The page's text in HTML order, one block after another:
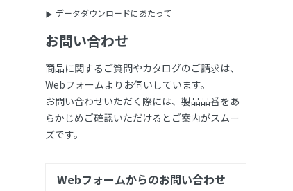
データダウンロードにあたって
お問い合わせ
商品に関するご質問やカタログのご請求は、
Webフォームよりお伺いしています。
お問い合わせいただく際には、製品品番をあ
らかじめご確認いただけるとご案内がスムー
ズです。
Webフォームからのお問い合わせ